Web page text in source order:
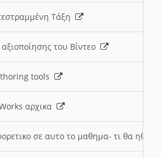
Τάξη
του Βίντεο
tools
αρχικα
σε αυτο το μαθημα- τι θα